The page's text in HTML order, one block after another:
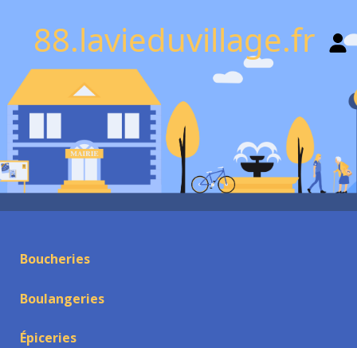
88.lavieduvillage.fr
Boucheries
Boulangeries
Épiceries